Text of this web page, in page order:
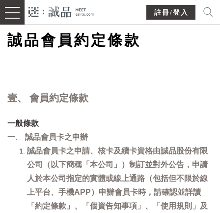
註冊/登入
誠品會員約定條款
壹、 會員約定條款
一般條款
一. 誠品會員卡之申辦
誠品會員卡之申請、核卡及續卡資格由誠品股份有限
公司（以下簡稱「本公司」）制訂並對外公告，申請
人於本公司指定的實體或線上通路（包括但不限於線
上平台、手機APP）申辦會員卡時，請確認並詳讀
「約定條款」、「個資告知事項」、「使用規則」及